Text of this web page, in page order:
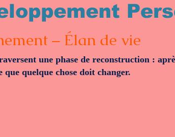
– Élan de vie
une phase de reconstruction :
quelque chose doit changer.